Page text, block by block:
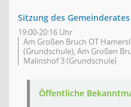
Sitzung des
19:00-20:16 Uhr
Am Großen Bruch OT
(Grundschule), Am Großen
Malinshof 3 (Grundschule)
Öffentliche